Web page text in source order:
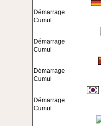
Démarrage
Cumul
Démarrage
Cumul
Démarrage
Cumul
Démarrage
Cumul